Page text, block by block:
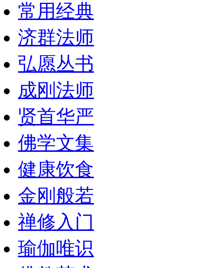
常用经典
济群法师
弘愿丛书
成刚法师
贤首华严
佛学文集
健康饮食
金刚般若
禅修入门
瑜伽唯识